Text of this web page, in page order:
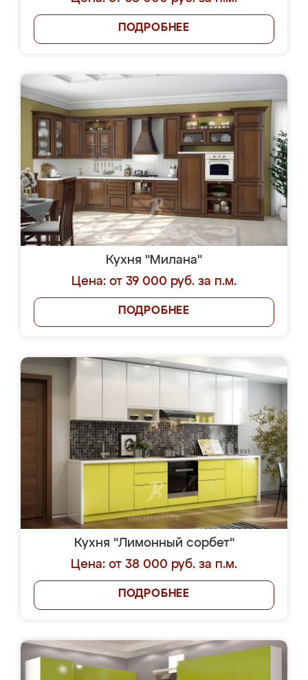
ПОДРОБНЕЕ
Кухня "Милана"
Цена: от 39 000 руб. за п.м.
ПОДРОБНЕЕ
Кухня "Лимонный сорбет"
Цена: от 38 000 руб. за п.м.
ПОДРОБНЕЕ